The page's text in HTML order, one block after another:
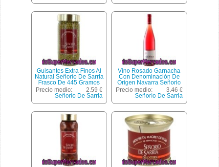
Guisantes Extra Finos Al
Natural Señorío De Sarria
Frasco De 445 Gramos
Peso Neto Escurrido
Precio medio:
2.59 €
Señorío De Sarria
Vino Rosado Garnacha
Con Denominación De
Origen Navarra Señorio
De Sarria Botella De 75
Centilitros
Precio medio:
3.46 €
Señorío De Sarria